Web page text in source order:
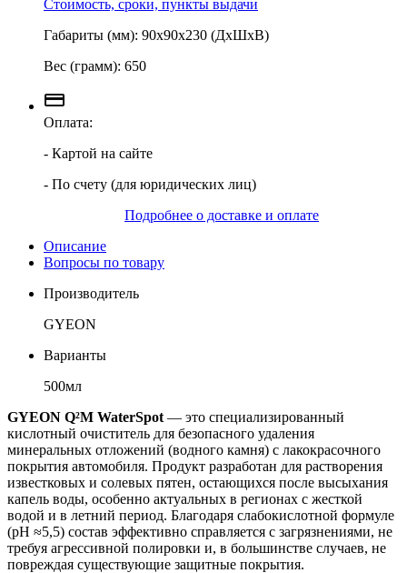
Стоимость, сроки, пункты выдачи
Габариты (мм): 90х90х230 (ДхШхВ)
Вес (грамм): 650
Оплата:
- Картой на сайте
- По счету (для юридических лиц)
Подробнее о доставке и оплате
Описание
Вопросы по товару
Производитель
GYEON
Варианты
500мл
GYEON Q²M WaterSpot — это специализированный
кислотный очиститель для безопасного удаления
минеральных отложений (водного камня) с лакокрасочного
покрытия автомобиля. Продукт разработан для растворения
известковых и солевых пятен, остающихся после высыхания
капель воды, особенно актуальных в регионах с жесткой
водой и в летний период. Благодаря слабокислотной формуле
(pH ≈5,5) состав эффективно справляется с загрязнениями, не
требуя агрессивной полировки и, в большинстве случаев, не
повреждая существующие защитные покрытия.